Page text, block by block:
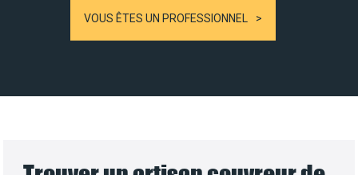
VOUS ÊTES UN PROFESSIONNEL